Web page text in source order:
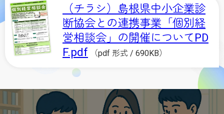
（チラシ）島根県中小企業診
断協会との連携事業「個別経
営相談会」の開催についてPD
F.pdf （pdf 形式 / 690KB）